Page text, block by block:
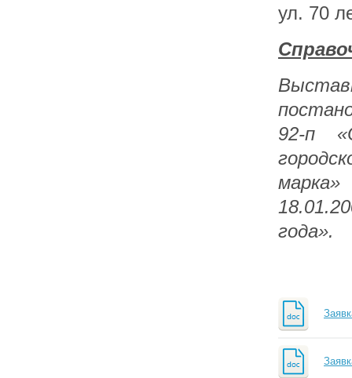
ул. 70
92-п
года».